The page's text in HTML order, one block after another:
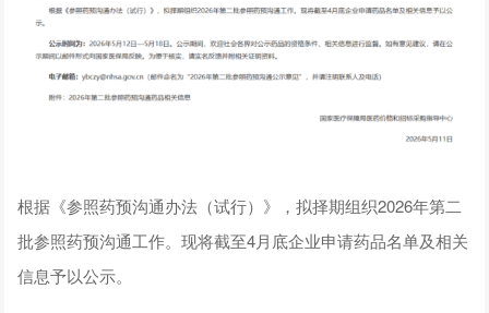
根据《参照药预沟通办法（试行）》，拟择期组织2026年第二
批参照药预沟通工作。现将截至4月底企业申请药品名单及相关
信息予以公示。